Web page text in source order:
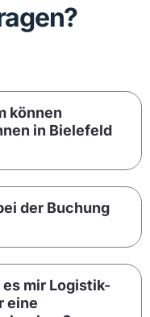
können
in Bielefeld
der Buchung
mir Logistik-
eine